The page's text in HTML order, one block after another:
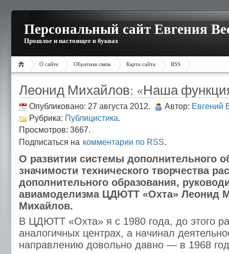
Персональный сайт Евгения
Прошлое и настоящее в буквах
О сайте Обратная связь Карта сайта RSS
Леонид Михайлов: «Наша
Опубликовано: 27 августа 2012. Автор: Евгений
Рубрика: Публицистика.
Просмотров: 3667.
Подписаться на комментарии по RSS.
О развитии системы дополнительного
значимости технического творчества
дополнительного образования,
авиамоделизма ЦДЮТТ «Охта» Леонид
Михайлов.
В ЦДЮТТ «Охта» я с 1980 года, до этого
аналогичных центрах, а начинал
направлению довольно давно — в 1968